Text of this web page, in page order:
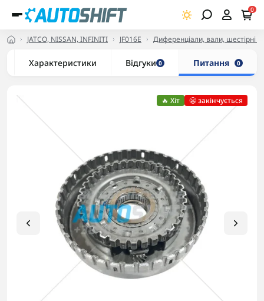
0
JATCO, NISSAN, INFINITI JF016E Диференціали, вали, шестірні та
Характеристики Відгуки 0 Питання 0
🔥 Хіт 😬 закінчується